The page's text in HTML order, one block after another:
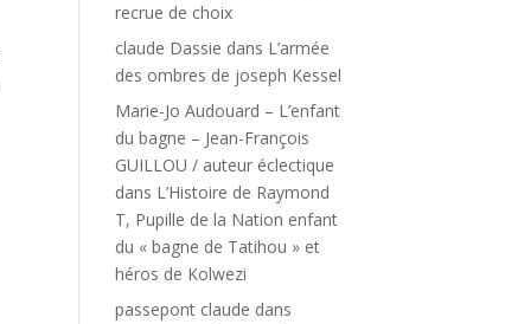
recrue de choix
claude Dassie dans L’armée
des ombres de joseph Kessel
Marie-Jo Audouard – L’enfant
du bagne – Jean-François
GUILLOU / auteur éclectique
dans L’Histoire de Raymond
T, Pupille de la Nation enfant
du « bagne de Tatihou » et
héros de Kolwezi
passepont claude dans